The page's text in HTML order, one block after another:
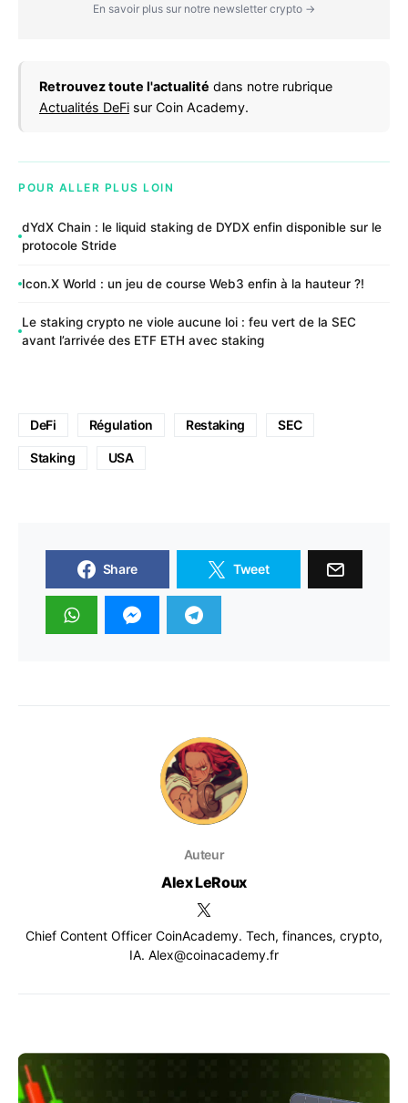
En savoir plus sur notre newsletter crypto →
Retrouvez toute l'actualité dans notre rubrique
Actualités DeFi sur Coin Academy.
POUR ALLER PLUS LOIN
dYdX Chain : le liquid staking de DYDX enfin disponible sur le
protocole Stride
Icon.X World : un jeu de course Web3 enfin à la hauteur ?!
Le staking crypto ne viole aucune loi : feu vert de la SEC
avant l’arrivée des ETF ETH avec staking
DeFi Régulation Restaking SEC
Staking USA
Share Tweet
Auteur
Alex LeRoux
Chief Content Officer CoinAcademy. Tech, finances, crypto,
IA. Alex@coinacademy.fr